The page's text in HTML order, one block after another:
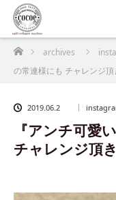
ホームarchives
の常連様にも チャレンジ頂
2019.06.2
『アンチ可愛
チャレンジ頂